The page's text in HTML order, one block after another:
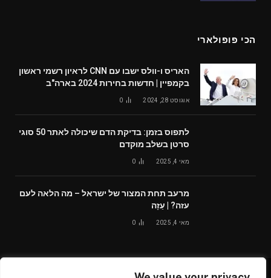
הכי פופולארי
האריס ו-וולס ישבו עם CNN לראיון רשמי ראשון
בקמפיין | חדשות בחירות 2024 בארה"ב
אוגוסט 28, 2024 0
לתפוס בזמן: בדיקת הדם שיכולה לאתר 50 סוגי
סרטן בשלב מוקדם
מאי 4, 2025 0
מרעב תחת המצור של ישראל – מה הלאה לעם
עזה? | עַזָה
מאי 4, 2025 0